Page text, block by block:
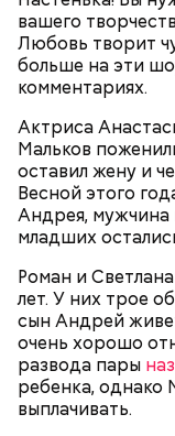
вашего
Любовь творит
больше на эти
комментариях.
Актриса
Мальков
оставил жену и
Весной этого
Андрея, мужчина
младших
Роман и
лет. У них трое
сын Андрей
очень хорошо
развода пары
ребенка, однако
выплачивать.
нужно застыть
нельзя ни в
не стоит
предметами.
После
радиации
зоны
уровень
автотранспорт.